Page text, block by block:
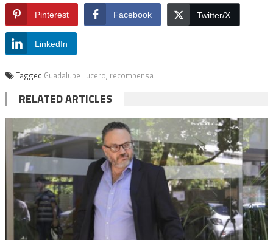
Pinterest Facebook Twitter/X
LinkedIn
Tagged Guadalupe Lucero, recompensa
RELATED ARTICLES